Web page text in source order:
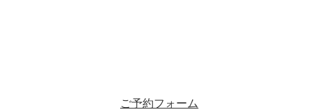
ご予約フォーム